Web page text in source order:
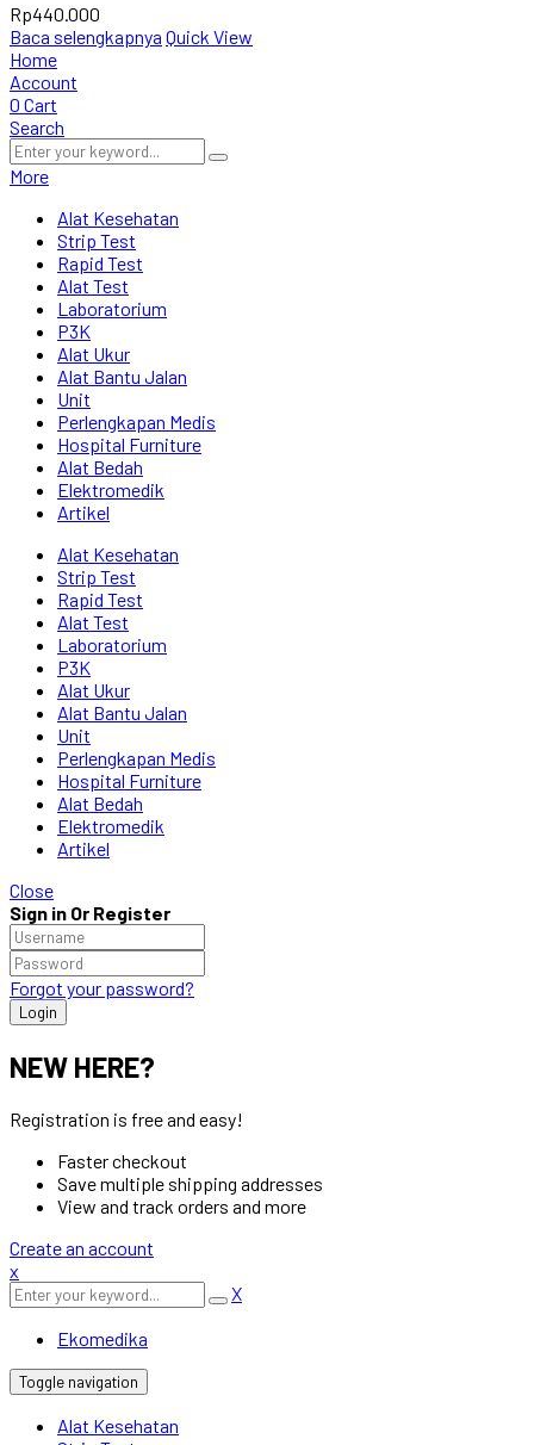
Rp440.000
Baca selengkapnya Quick View
Home
Account
0 Cart
Search
More
Alat Kesehatan
Strip Test
Rapid Test
Alat Test
Laboratorium
P3K
Alat Ukur
Alat Bantu Jalan
Unit
Perlengkapan Medis
Hospital Furniture
Alat Bedah
Elektromedik
Artikel
Alat Kesehatan
Strip Test
Rapid Test
Alat Test
Laboratorium
P3K
Alat Ukur
Alat Bantu Jalan
Unit
Perlengkapan Medis
Hospital Furniture
Alat Bedah
Elektromedik
Artikel
Close
Sign in Or Register
Forgot your password?
NEW HERE?
Registration is free and easy!
Faster checkout
Save multiple shipping addresses
View and track orders and more
Create an account
x
X
Ekomedika
Toggle navigation
Alat Kesehatan